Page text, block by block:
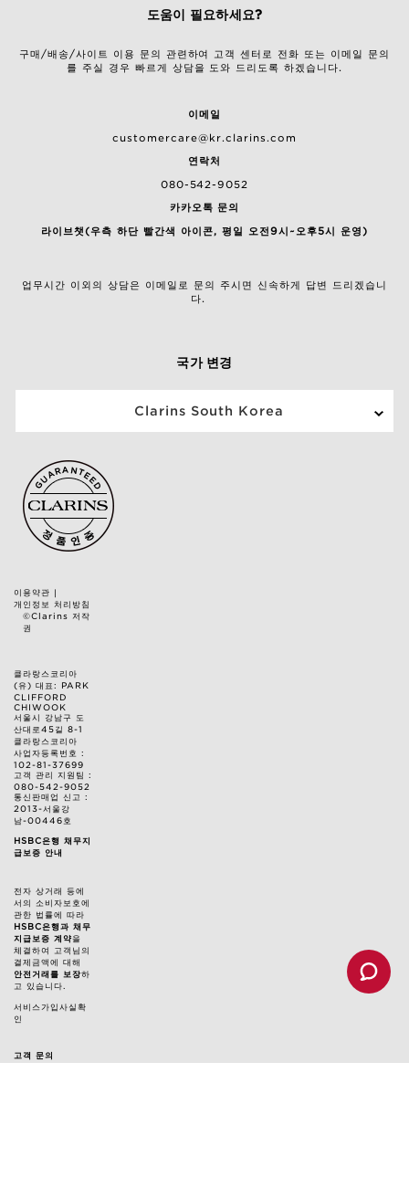
도움이 필요하세요?
구매/배송/사이트 이용 문의 관련하여 고객 센터로 전화 또는 이메일 문의
를 주실 경우 빠르게 상담을 도와 드리도록 하겠습니다.
이메일
customercare@kr.clarins.com
연락처
080-542-9052
카카오톡 문의
라이브챗(우측 하단 빨간색 아이콘, 평일 오전9시~오후5시 운영)
업무시간 이외의 상담은 이메일로 문의 주시면 신속하게 답변 드리겠습니
다.
국가 변경
Clarins South Korea
이용약관 |
개인정보 처리방침
©Clarins 저작
권
클라랑스코리아
(유) 대표: PARK
CLIFFORD
CHIWOOK
서울시 강남구 도
산대로45길 8-1
클라랑스코리아
사업자등록번호 :
102-81-37699
고객 관리 지원팀 :
080-542-9052
통신판매업 신고 :
2013-서울강
남-00446호
HSBC은행 채무지
급보증 안내
전자 상거래 등에
서의 소비자보호에
관한 법률에 따라
HSBC은행과 채무
지급보증 계약을
체결하여 고객님의
결제금액에 대해
안전거래를 보장하
고 있습니다.
서비스가입사실확
인
고객 문의